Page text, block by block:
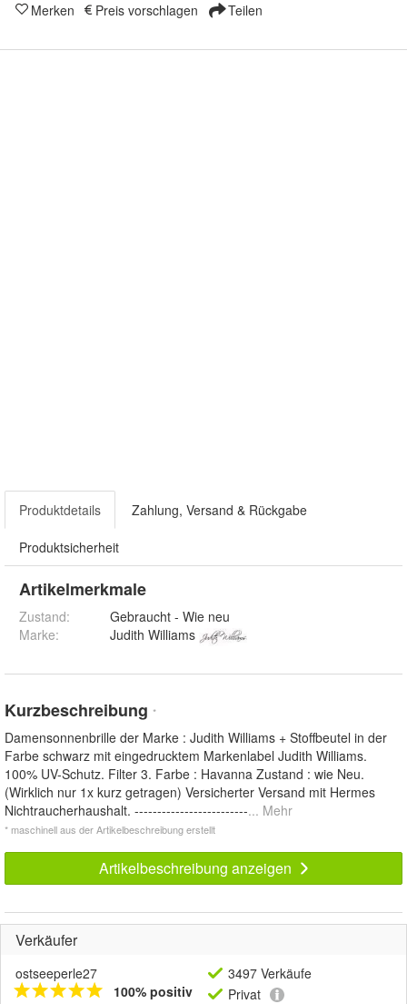
Merken
Preis vorschlagen Teilen
Produktdetails Zahlung, Versand & Rückgabe
Produktsicherheit
Artikelmerkmale
Zustand:
Gebraucht - Wie neu
Marke:
Judith Williams
Kurzbeschreibung *
Damensonnenbrille der Marke : Judith Williams + Stoffbeutel in der
Farbe schwarz mit eingedrucktem Markenlabel Judith Williams.
100% UV-Schutz. Filter 3. Farbe : Havanna Zustand : wie Neu.
(Wirklich nur 1x kurz getragen) Versicherter Versand mit Hermes
Nichtraucherhaushalt. -------------------------... Mehr
* maschinell aus der Artikelbeschreibung erstellt
Artikelbeschreibung anzeigen
Verkäufer
ostseeperle27
100% positiv
3497 Verkäufe
Privat